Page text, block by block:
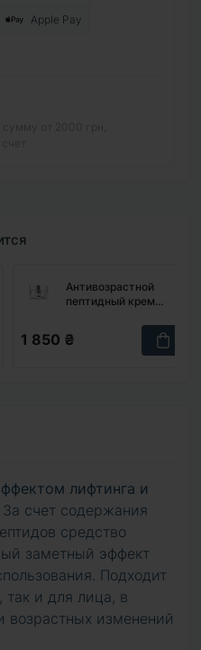
Apple Pay
Антивозрастной
пептидный крем
Stop-Aging Peptide
Cream, 50 мл
1 850 ₴
лифтинга и
За счет содержания
средство
заметный эффект
Подходит
так и для лица, в
возрастных изменений